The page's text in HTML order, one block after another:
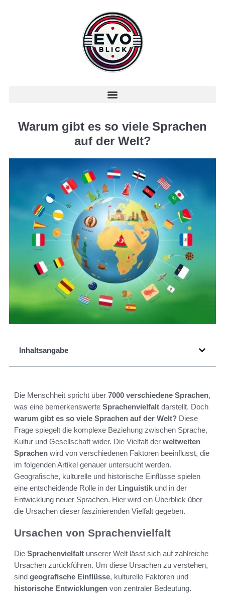
Warum gibt es so viele Sprachen
auf der Welt?
Inhaltsangabe
Die Menschheit spricht über 7000 verschiedene Sprachen,
was eine bemerkenswerte Sprachenvielfalt darstellt. Doch
warum gibt es so viele Sprachen auf der Welt? Diese
Frage spiegelt die komplexe Beziehung zwischen Sprache,
Kultur und Gesellschaft wider. Die Vielfalt der weltweiten
Sprachen wird von verschiedenen Faktoren beeinflusst, die
im folgenden Artikel genauer untersucht werden.
Geografische, kulturelle und historische Einflüsse spielen
eine entscheidende Rolle in der Linguistik und in der
Entwicklung neuer Sprachen. Hier wird ein Überblick über
die Ursachen dieser faszinierenden Vielfalt gegeben.
Ursachen von Sprachenvielfalt
Die Sprachenvielfalt unserer Welt lässt sich auf zahlreiche
Ursachen zurückführen. Um diese Ursachen zu verstehen,
sind geografische Einflüsse, kulturelle Faktoren und
historische Entwicklungen von zentraler Bedeutung.